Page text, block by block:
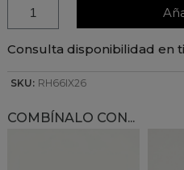
Consulta disponibilidad en
SKU: RH66IX26
COMBÍNALO CON...